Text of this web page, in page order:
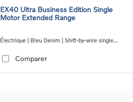
EX40 Ultra Business Edition Single
Motor Extended Range
Électrique | Bleu Denim | Shift-by-wire single
Comparer